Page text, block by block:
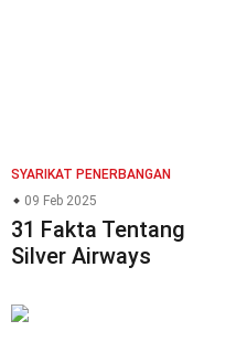
SYARIKAT PENERBANGAN
09 Feb 2025
31 Fakta Tentang
Silver Airways